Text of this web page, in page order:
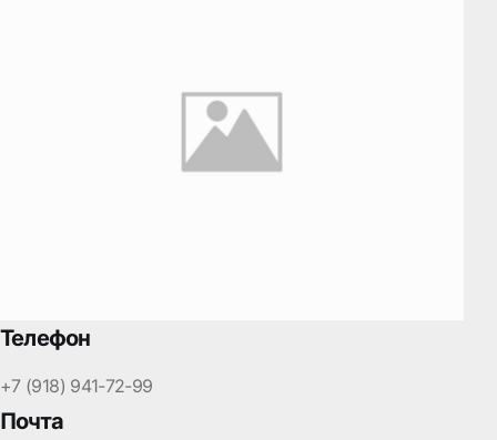
Телефон
+7 (918) 941-72-99
Почта